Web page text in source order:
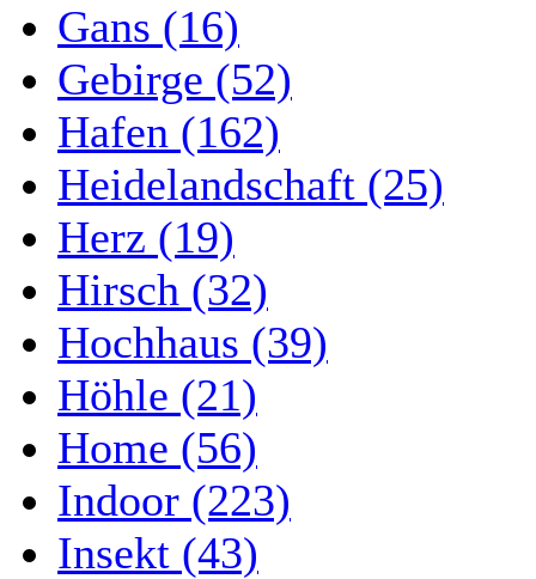
Gans (16)
Gebirge (52)
Hafen (162)
Heidelandschaft (25)
Herz (19)
Hirsch (32)
Hochhaus (39)
Höhle (21)
Home (56)
Indoor (223)
Insekt (43)